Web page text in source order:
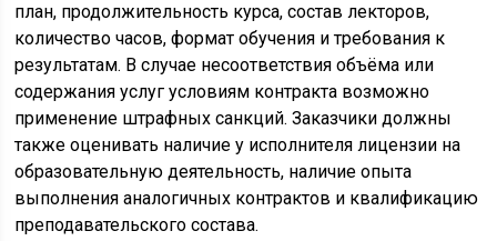
план, продолжительность курса, состав лекторов,
количество часов, формат обучения и требования к
результатам. В случае несоответствия объёма или
содержания услуг условиям контракта возможно
применение штрафных санкций. Заказчики должны
также оценивать наличие у исполнителя лицензии на
образовательную деятельность, наличие опыта
выполнения аналогичных контрактов и квалификацию
преподавательского состава.